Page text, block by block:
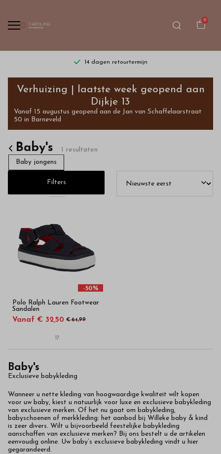
0
14 dagen retourtermijn
Exclusieve
babykleding
shopt
u
in
Bestel
kinderkleding
hoge
kwaliteit
in
onze
webshop
Verhuizing | laatste week geopend aan
Dijkje 13
Vanaf 15 augustus geopend aan de Jan van Schaffelaarstraat
50 in Barneveld
Baby's
1 resultaten
Baby jongens
Filters
-50%
Polo Ralph Lauren Footwear
Sandalen
Vanaf € 32,50 € 64,99
17
Baby's
Exclusieve babykleding
Wanneer u nette kleding van hoogwaardige kwaliteit wilt kopen
voor uw baby, kiest u natuurlijk voor luxe en exclusieve babykleding
van exclusieve merken. Of het nu gaat om babykleding,
babyschoenen of merkkleding: het aanbod bij Willeke baby & kind
is zeer divers. Wilt u bijvoorbeeld feestelijke babykleding
aanschaffen van exclusieve merken? Bij ons bestelt u de artikelen
eenvoudig online. Uw baby’s exclusieve babykleding vindt u hier
gegarandeerd.